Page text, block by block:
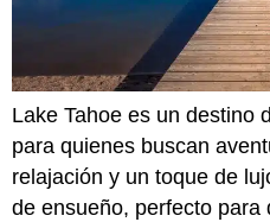
Lake Tahoe es un destino
para quienes buscan
relajación y un toque de
de ensueño, perfecto